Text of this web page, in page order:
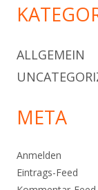
ALLGEMEIN
META
Anmelden
Eintrags-Feed